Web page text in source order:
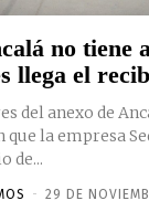
no tiene
llega el
del anexo de
la empresa
de...
- 29 DE